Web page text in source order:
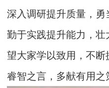
深入调研提升质量，勇
勤于实践提升能力，壮
望大家学以致用，不
睿智之言，多献有用之